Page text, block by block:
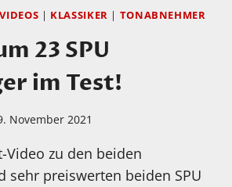
KLASSIKER TONABNEHMER
23 SPU
im Test!
November 2021
Video zu den beiden
sehr preiswerten beiden SPU